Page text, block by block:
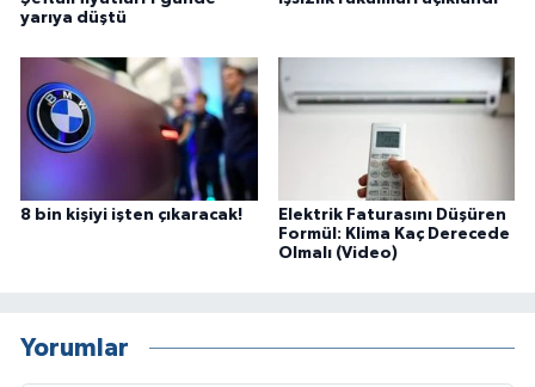
yarıya düştü
8 bin kişiyi işten çıkaracak!
Elektrik Faturasını Düşüren
Formül: Klima Kaç Derecede
Olmalı (Video)
Yorumlar